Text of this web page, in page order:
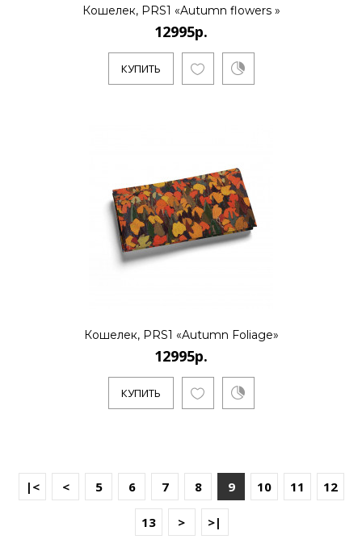
Кошелек, PRS1 «Autumn flowers »
12995р.
КУПИТЬ
Кошелек, PRS1 «Autumn Foliage»
12995р.
КУПИТЬ
|< < 5 6 7 8 9 10 11 12
13 > >|